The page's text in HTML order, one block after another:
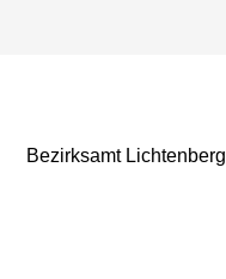
Bezirksamt Lichtenberg